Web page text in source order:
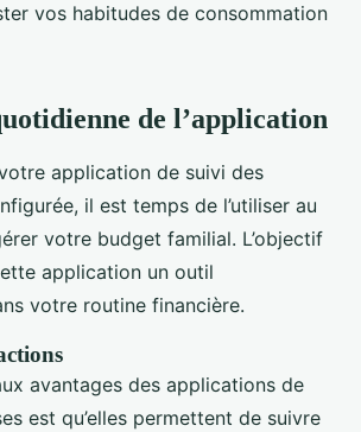
vos habitudes de consommation
de l’application
application de suivi des
il est temps de l’utiliser au
votre budget familial. L’objectif
application un outil
votre routine financière.
avantages des applications de
est qu’elles permettent de suivre